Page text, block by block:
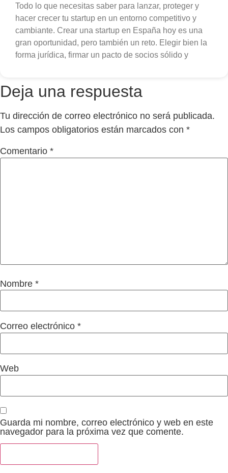
Todo lo que necesitas saber para lanzar, proteger y
hacer crecer tu startup en un entorno competitivo y
cambiante. Crear una startup en España hoy es una
gran oportunidad, pero también un reto. Elegir bien la
forma jurídica, firmar un pacto de socios sólido y
Deja una respuesta
Tu dirección de correo electrónico no será publicada.
Los campos obligatorios están marcados con *
Comentario *
Nombre *
Correo electrónico *
Web
Guarda mi nombre, correo electrónico y web en este
navegador para la próxima vez que comente.